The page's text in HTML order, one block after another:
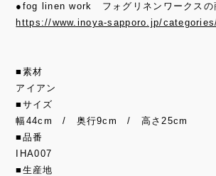
●fog linen work フォグリネンワークスの
https://www.inoya-sapporo.jp/
■素材
アイアン
■サイズ
幅44cm / 奥行9cm / 高さ25cm
■品番
IHA007
■生産地